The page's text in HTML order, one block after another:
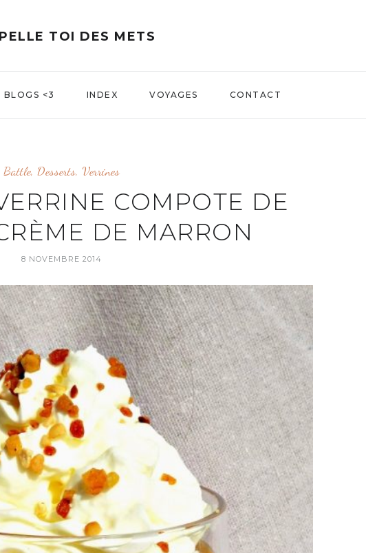
TOI DES METS
BLOGS <3 INDEX VOYAGES CONTACT
Battle, Desserts, Verrines
COMPOTE DE
DE MARRON
8 NOVEMBRE 2014